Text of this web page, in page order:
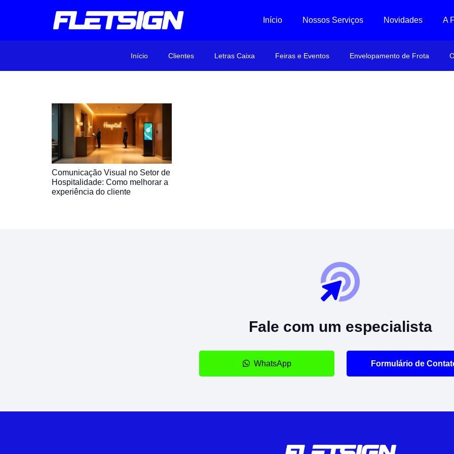
Início Nossos Serviços Novidades A
Início Clientes Letras Caixa Feiras e Eventos Envelopamento de Frota
Comunicação Visual no Setor de
Hospitalidade: Como melhorar a
experiência do cliente
Fale com um especialista
WhatsApp Formulário de